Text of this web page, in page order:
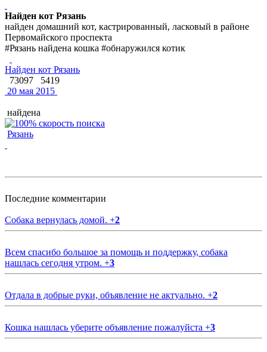
Найден кот Рязань
найден домашний кот, кастрированный, ласковый в районе
Первомайского проспекта
#Рязань найдена кошка #обнаружился котик
Найден кот Рязань
73097
5419
20 мая 2015
найдена
Рязань
Последние комментарии
Собака вернулась домой. +2
Всем спасибо большое за помощь и поддержку, собака
нашлась сегодня утром. +3
Отдала в добрые руки, объявление не актуально. +2
Кошка нашлась уберите объявление пожалуйста +3